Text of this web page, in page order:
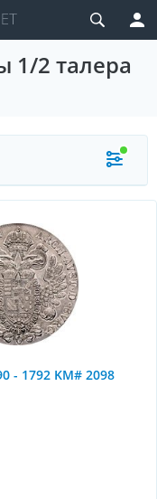
1/2 талера
- 1792 KM# 2098